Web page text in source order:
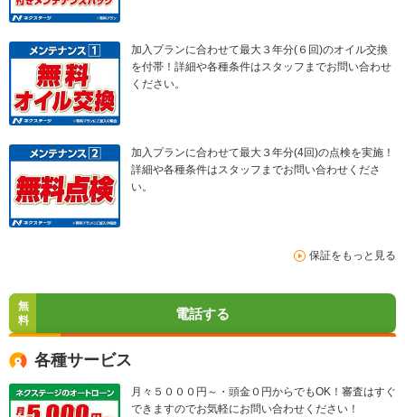
加入プランに合わせて最大３年分(６回)のオイル交換
を付帯！詳細や各種条件はスタッフまでお問い合わせ
ください。
加入プランに合わせて最大３年分(4回)の点検を実施！
詳細や各種条件はスタッフまでお問い合わせくださ
い。
保証をもっと見る
無
料
電話する
各種サービス
月々５０００円～・頭金０円からでもOK！審査はすぐ
できますのでお気軽にお問い合わせください！